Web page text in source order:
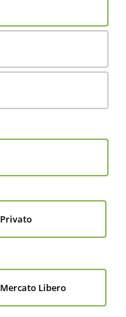
Privato
Mercato Libero